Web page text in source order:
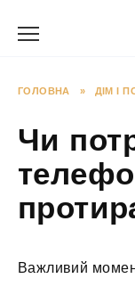
ГОЛОВНА » ДІМ І
Чи
Важливий